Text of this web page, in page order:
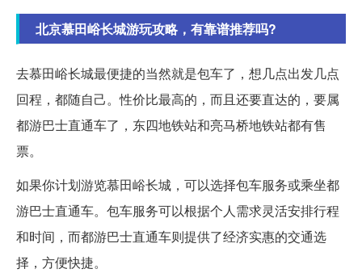
北京慕田峪长城游玩攻略，有靠谱推荐吗?
去慕田峪长城最便捷的当然就是包车了，想几点出发几点
回程，都随自己。性价比最高的，而且还要直达的，要属
都游巴士直通车了，东四地铁站和亮马桥地铁站都有售
票。
如果你计划游览慕田峪长城，可以选择包车服务或乘坐都
游巴士直通车。包车服务可以根据个人需求灵活安排行程
和时间，而都游巴士直通车则提供了经济实惠的交通选
择，方便快捷。